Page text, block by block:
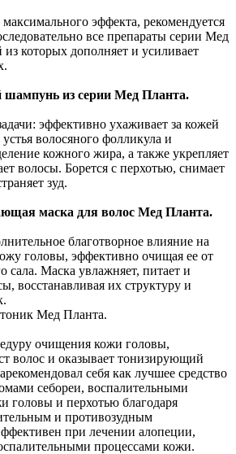
эффекта, рекомендуется
все препараты серии Мед
которых дополняет и усиливает
из серии Мед Планта.
эффективно ухаживает за кожей
волосяного фолликула и
кожного жира, а также укрепляет
волосы. Борется с перхотью, снимает
зуд.
маска для волос Мед Планта.
благотворное влияние на
головы, эффективно очищая ее от
сала. Маска увлажняет, питает и
восстанавливая их структуру и
Мед Планта.
очищения кожи головы,
волос и оказывает тонизирующий
себя как лучшее средство
себореи, воспалительными
головы и перхотью благодаря
и противозудным
при лечении алопеции,
процессами кожи.